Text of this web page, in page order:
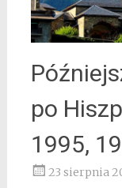
po
1995,
23 sierpnia